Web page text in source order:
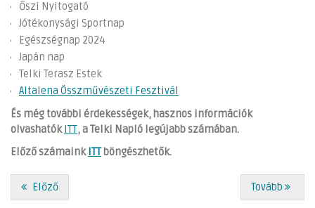
Őszi Nyitogató
Jótékonysági Sportnap
Egészségnap 2024
Japán nap
Telki Terasz Estek
Altalena Összművészeti Fesztivál
És még további érdekességek, hasznos információk
olvashatók ITT, a Telki Napló legújabb számában.
Előző számaink ITTböngészhetők.
Előző Tovább